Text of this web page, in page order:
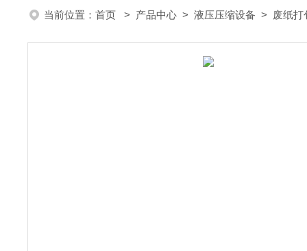
当前位置： 首页 > 产品中心 > 液压压缩设备 > 废纸打